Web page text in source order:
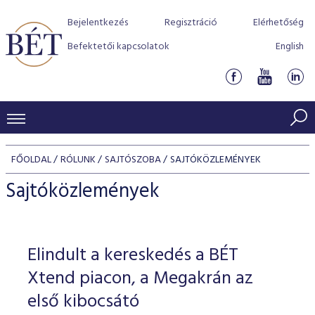
Bejelentkezés Regisztráció
Elérhetőség
Befektetői kapcsolatok
English
KERESKEDÉSI ADATOK
INDEXEK
Jelzáloglevél indexek
Vállalati kötvény indexek
Azonnali Piac
Részvények
Származékos piac
BEFEKTETŐK
Részvény szekció
Hitelpapír szekció
BÉT szabályzatok
Befektetővédelem
Alkalmazott díjstruktúra
Elszámolás
Részvény és vállalati kötvény tőzsdei bevezetését
program
BÉT Xtend - Részvénypiac egyszerűen
TŐZSDETAGOK
Tőzsdetagok, üzletkötők
VENDOROK
FŐOLDAL RÓLUNK SAJTÓSZOBA SAJTÓKÖZLEMÉNYEK
Sajtóközlemények
Elindult a kereskedés a BÉT
Xtend piacon, a Megakrán az
első kibocsátó